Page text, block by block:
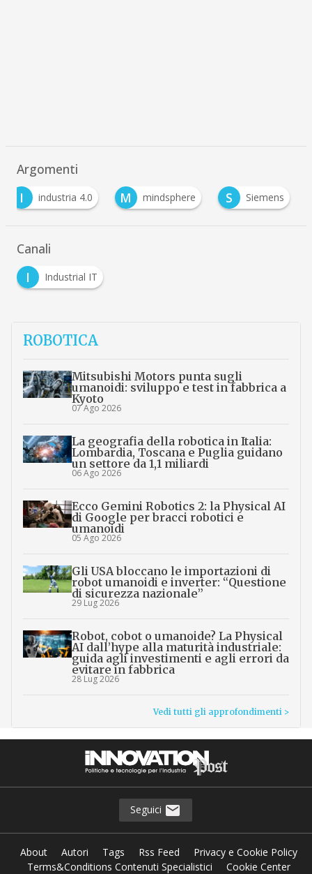
Argomenti
I
industria 4.0 M mindsphere S Siemens
Canali
I
Industrial IT
ROBOTICA
Mitsubishi Motors punta sugli
umanoidi: sviluppo e test in fabbrica a
Kyoto
07 Ago 2026
La geografia della robotica in Italia:
Lombardia, Toscana e Puglia guidano
un settore da 1,1 miliardi
06 Ago 2026
Ecco Gemini Robotics 2: la Physical AI
di Google per bracci robotici e
umanoidi
05 Ago 2026
Gli USA bloccano le importazioni di
robot umanoidi e inverter: “Questione
di sicurezza nazionale”
29 Lug 2026
Robot, cobot o umanoide? La Physical
AI dall’hype alla maturità industriale:
guida agli investimenti e agli errori da
evitare in fabbrica
28 Lug 2026
Vedi tutti gli approfondimenti >
Seguici
About Autori Tags Rss Feed
Privacy e Cookie Policy
Terms&Conditions Contenuti Specialistici
Cookie Center